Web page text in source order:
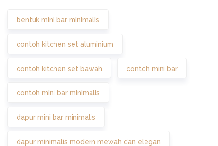
bentuk mini bar minimalis
contoh kitchen set aluminium
contoh kitchen set bawah contoh mini bar
contoh mini bar minimalis
dapur mini bar minimalis
dapur minimalis modern mewah dan elegan